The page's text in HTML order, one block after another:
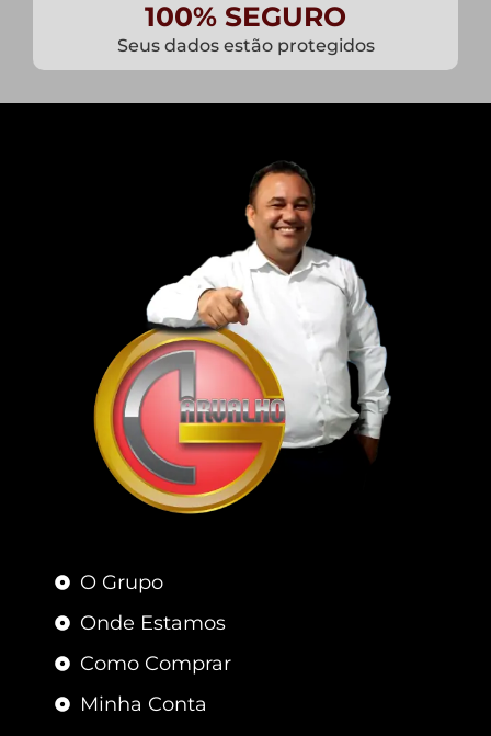
100% SEGURO
Seus dados estão protegidos
O Grupo
Onde Estamos
Como Comprar
Minha Conta